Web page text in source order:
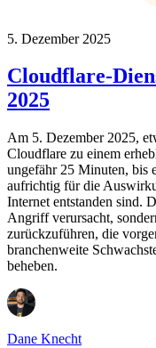
5. Dezember 2025
Cloudflare-
2025
Am 5. Dezember 2025,
Cloudflare zu einem
ungefähr 25 Minuten, bis
aufrichtig für die
Internet entstanden sind.
Angriff verursacht,
zurückzuführen, die
branchenweite
beheben.
Dane Knecht